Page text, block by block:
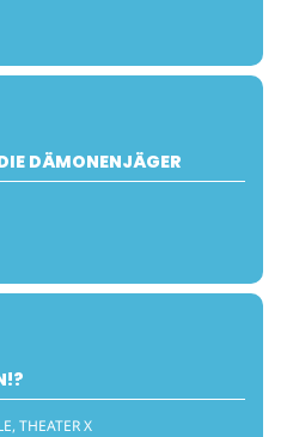
DÄMONENJÄGER
THEATER X